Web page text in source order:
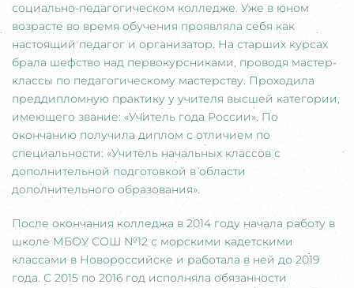
социально-педагогическом колледже. Уже в юном
возрасте во время обучения проявляла себя как
настоящий педагог и организатор. На старших курсах
брала шефство над первокурсниками, проводя мастер-
классы по педагогическому мастерству. Проходила
преддипломную практику у учителя высшей категории,
имеющего звание: «Учитель года России». По
окончанию получила диплом с отличием по
специальности: «Учитель начальных классов с
дополнительной подготовкой в области
дополнительного образования».
После окончания колледжа в 2014 году начала работу в
школе МБОУ СОШ №12 с морскими кадетскими
классами в Новороссийске и работала в ней до 2019
года. С 2015 по 2016 год исполняла обязанности